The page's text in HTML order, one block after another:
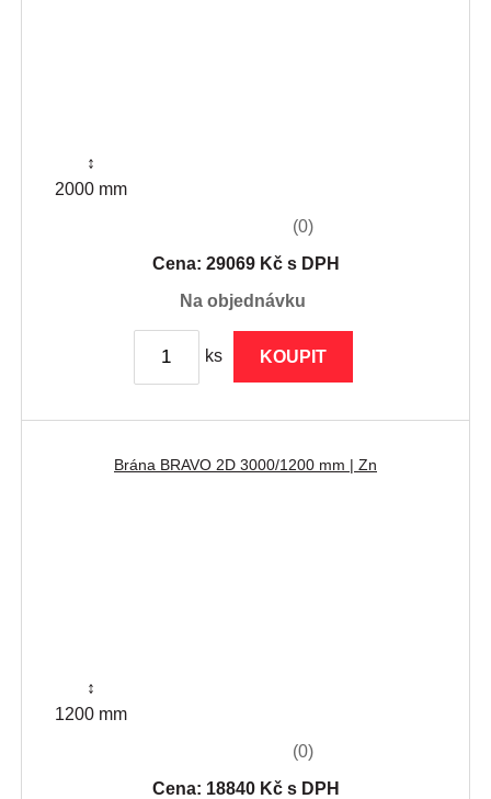
↕
2000 mm
(0)
Cena: 29069 Kč s DPH
na objednávku
ks KOUPIT
Brána BRAVO 2D 3000/1200 mm | Zn
↕
1200 mm
(0)
Cena: 18840 Kč s DPH